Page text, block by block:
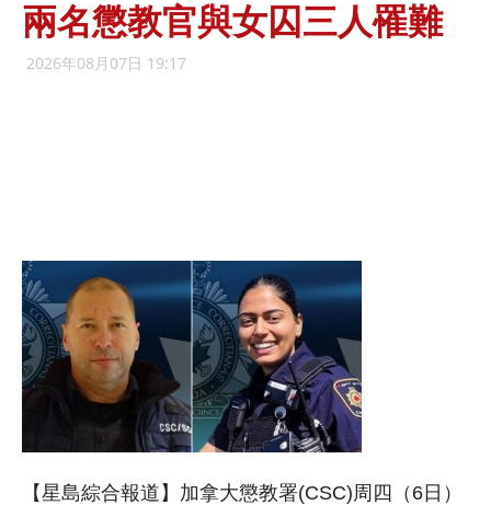
兩名懲教官與女囚三人罹難
2026年08月07日 19:17
【星島綜合報道】加拿大懲教署(CSC)周四（6日）